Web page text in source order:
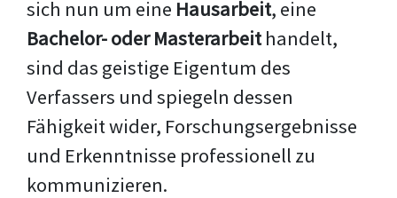
sich nun um eine Hausarbeit, eine
Bachelor- oder Masterarbeithandelt,
sind das geistige Eigentum des
Verfassers und spiegeln dessen
Fähigkeit wider, Forschungsergebnisse
und Erkenntnisse professionell zu
kommunizieren.